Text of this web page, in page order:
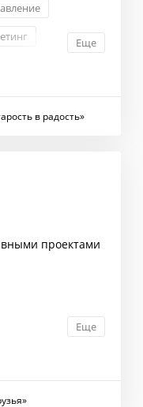
Еще
в радость»
проектами
Еще